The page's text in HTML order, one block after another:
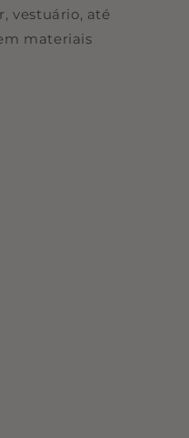
vestuário, até
materiais